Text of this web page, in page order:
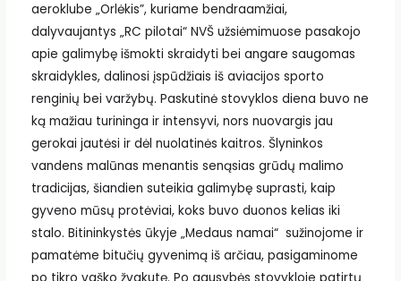
aeroklube „Orlėkis”, kuriame bendraamžiai,
dalyvaujantys „RC pilotai“ NVŠ užsiėmimuose pasakojo
apie galimybę išmokti skraidyti bei angare saugomas
skraidykles, dalinosi įspūdžiais iš aviacijos sporto
renginių bei varžybų. Paskutinė stovyklos diena buvo ne
ką mažiau turininga ir intensyvi, nors nuovargis jau
gerokai jautėsi ir dėl nuolatinės kaitros. Šlyninkos
vandens malūnas menantis senąsias grūdų malimo
tradicijas, šiandien suteikia galimybę suprasti, kaip
gyveno mūsų protėviai, koks buvo duonos kelias iki
stalo. Bitininkystės ūkyje „Medaus namai“ sužinojome ir
pamatėme bitučių gyvenimą iš arčiau, pasigaminome